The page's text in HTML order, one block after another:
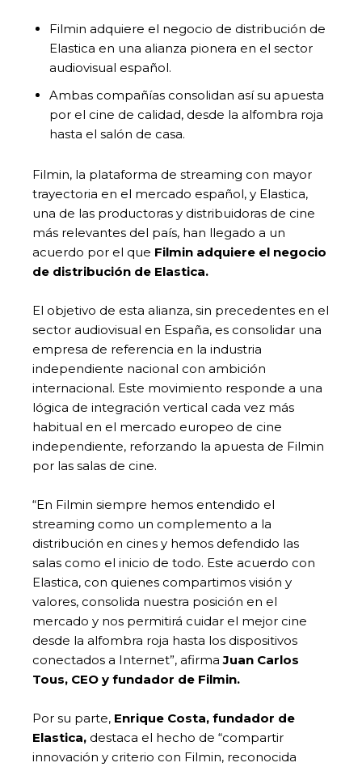
Filmin adquiere el negocio de distribución de
Elastica en una alianza pionera en el sector
audiovisual español.
Ambas compañías consolidan así su apuesta
por el cine de calidad, desde la alfombra roja
hasta el salón de casa.
Filmin, la plataforma de streaming con mayor
trayectoria en el mercado español, y Elastica,
una de las productoras y distribuidoras de cine
más relevantes del país, han llegado a un
acuerdo por el que Filmin adquiere el negocio
de distribución de Elastica.
El objetivo de esta alianza, sin precedentes en el
sector audiovisual en España, es consolidar una
empresa de referencia en la industria
independiente nacional con ambición
internacional. Este movimiento responde a una
lógica de integración vertical cada vez más
habitual en el mercado europeo de cine
independiente, reforzando la apuesta de Filmin
por las salas de cine.
“En Filmin siempre hemos entendido el
streaming como un complemento a la
distribución en cines y hemos defendido las
salas como el inicio de todo. Este acuerdo con
Elastica, con quienes compartimos visión y
valores, consolida nuestra posición en el
mercado y nos permitirá cuidar el mejor cine
desde la alfombra roja hasta los dispositivos
conectados a Internet”, afirmaJuan Carlos
Tous, CEO y fundador de Filmin.
Por su parte, Enrique Costa, fundador de
Elastica, destaca el hecho de “compartir
innovación y criterio con Filmin, reconocida